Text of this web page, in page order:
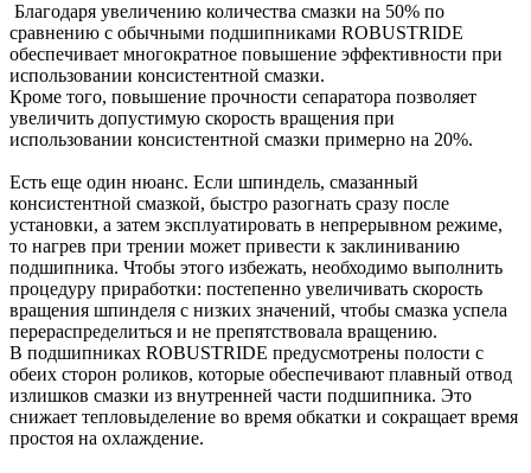
Благодаря увеличению количества смазки на 50% по
сравнению с обычными подшипниками ROBUSTRIDE
обеспечивает многократное повышение эффективности при
использовании консистентной смазки.
Кроме того, повышение прочности сепаратора позволяет
увеличить допустимую скорость вращения при
использовании консистентной смазки примерно на 20%.
Есть еще один нюанс. Если шпиндель, смазанный
консистентной смазкой, быстро разогнать сразу после
установки, а затем эксплуатировать в непрерывном режиме,
то нагрев при трении может привести к заклиниванию
подшипника. Чтобы этого избежать, необходимо выполнить
процедуру приработки: постепенно увеличивать скорость
вращения шпинделя с низких значений, чтобы смазка успела
перераспределиться и не препятствовала вращению.
В подшипниках ROBUSTRIDE предусмотрены полости с
обеих сторон роликов, которые обеспечивают плавный отвод
излишков смазки из внутренней части подшипника. Это
снижает тепловыделение во время обкатки и сокращает время
простоя на охлаждение.